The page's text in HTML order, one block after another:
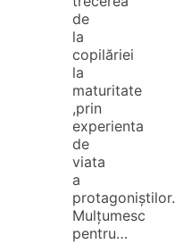
de
la
copilăriei
la
maturitate
,prin
experienta
de
viata
a
protagoniștilor.
Mulțumesc
pentru…